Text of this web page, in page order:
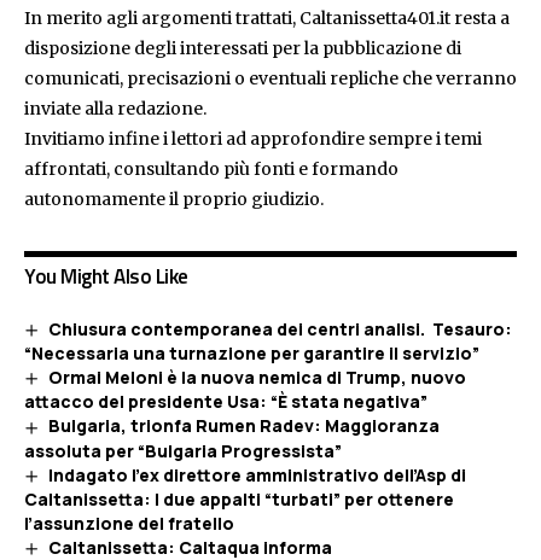
In merito agli argomenti trattati, Caltanissetta401.it resta a
disposizione degli interessati per la pubblicazione di
comunicati, precisazioni o eventuali repliche che verranno
inviate alla redazione.
Invitiamo infine i lettori ad approfondire sempre i temi
affrontati, consultando più fonti e formando
autonomamente il proprio giudizio.
You Might Also Like
Chiusura contemporanea dei centri analisi. Tesauro:
“Necessaria una turnazione per garantire il servizio”
Ormai Meloni è la nuova nemica di Trump, nuovo
attacco del presidente Usa: “È stata negativa”
Bulgaria, trionfa Rumen Radev: Maggioranza
assoluta per “Bulgaria Progressista”
Indagato l’ex direttore amministrativo dell’Asp di
Caltanissetta: I due appalti “turbati” per ottenere
l’assunzione del fratello
Caltanissetta: Caltaqua informa